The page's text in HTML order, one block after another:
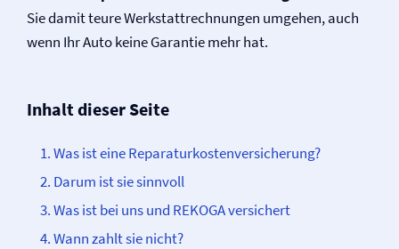
Sie damit teure Werkstattrechnungen umgehen, auch
wenn Ihr Auto keine Garantie mehr hat.
Inhalt dieser Seite
Was ist eine Reparaturkosten­­versicherung?
Darum ist sie sinnvoll
Was ist bei uns und REKOGA versichert
Wann zahlt sie nicht?